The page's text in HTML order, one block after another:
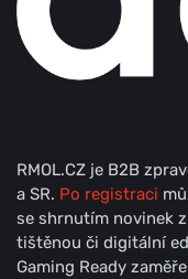
RMOL.CZ je B2B
a SR. Po registraci
se shrnutím novinek
tištěnou či digitální
Gaming Ready